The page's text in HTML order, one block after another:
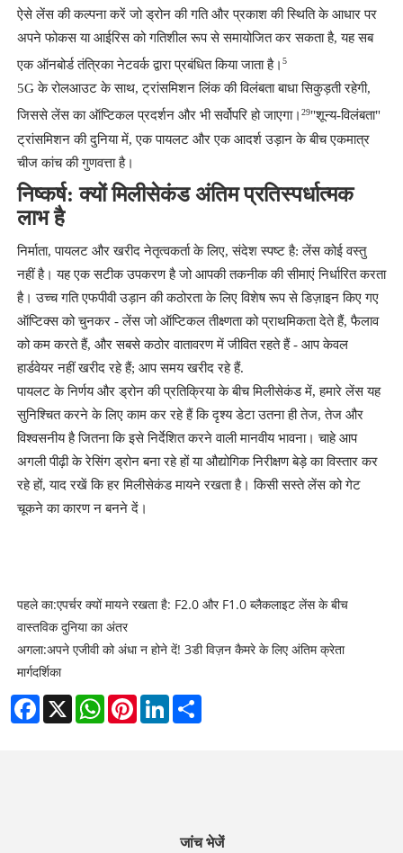
ऐसे लेंस की कल्पना करें जो ड्रोन की गति और प्रकाश की स्थिति के आधार पर
अपने फोकस या आईरिस को गतिशील रूप से समायोजित कर सकता है, यह सब
एक ऑनबोर्ड तंत्रिका नेटवर्क द्वारा प्रबंधित किया जाता है। 5
5G के रोलआउट के साथ, ट्रांसमिशन लिंक की विलंबता बाधा सिकुड़ती रहेगी,
जिससे लेंस का ऑप्टिकल प्रदर्शन और भी सर्वोपरि हो जाएगा। 29"शून्य-विलंबता"
ट्रांसमिशन की दुनिया में, एक पायलट और एक आदर्श उड़ान के बीच एकमात्र
चीज कांच की गुणवत्ता है।
निष्कर्ष: क्यों मिलीसेकंड अंतिम प्रतिस्पर्धात्मक
लाभ है
निर्माता, पायलट और खरीद नेतृत्वकर्ता के लिए, संदेश स्पष्ट है: लेंस कोई वस्तु
नहीं है। यह एक सटीक उपकरण है जो आपकी तकनीक की सीमाएं निर्धारित करता
है। उच्च गति एफपीवी उड़ान की कठोरता के लिए विशेष रूप से डिज़ाइन किए गए
ऑप्टिक्स को चुनकर - लेंस जो ऑप्टिकल तीक्ष्णता को प्राथमिकता देते हैं, फैलाव
को कम करते हैं, और सबसे कठोर वातावरण में जीवित रहते हैं - आप केवल
हार्डवेयर नहीं खरीद रहे हैं; आप समय खरीद रहे हैं.
पायलट के निर्णय और ड्रोन की प्रतिक्रिया के बीच मिलीसेकंड में, हमारे लेंस यह
सुनिश्चित करने के लिए काम कर रहे हैं कि दृश्य डेटा उतना ही तेज, तेज और
विश्वसनीय है जितना कि इसे निर्देशित करने वाली मानवीय भावना। चाहे आप
अगली पीढ़ी के रेसिंग ड्रोन बना रहे हों या औद्योगिक निरीक्षण बेड़े का विस्तार कर
रहे हों, याद रखें कि हर मिलीसेकंड मायने रखता है। किसी सस्ते लेंस को गेट
चूकने का कारण न बनने दें।
पहले का:एपर्चर क्यों मायने रखता है: F2.0 और F1.0 ब्लैकलाइट लेंस के बीच
वास्तविक दुनिया का अंतर
अगला:अपने एजीवी को अंधा न होने दें! 3डी विज़न कैमरे के लिए अंतिम क्रेता
मार्गदर्शिका
Facebook
X WhatsAppPinterestLinkedIn
जांच भेजें